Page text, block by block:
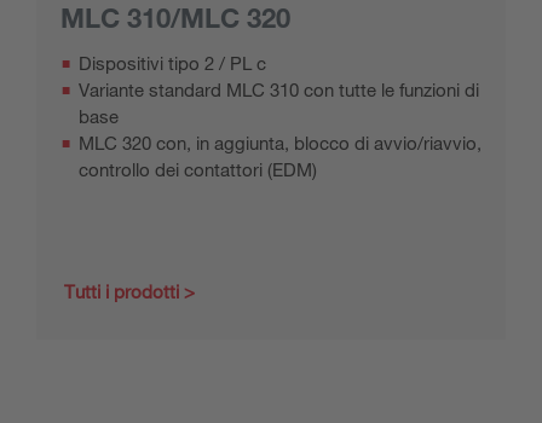
MLC 310/MLC 320
Dispositivi tipo 2 / PL c
Variante standard MLC 310 con tutte le funzioni di
base
MLC 320 con, in aggiunta, blocco di avvio/riavvio,
controllo dei contattori (EDM)
Tutti i prodotti